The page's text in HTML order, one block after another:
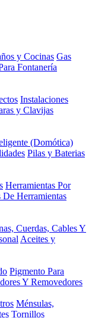
y Cocinas Gas
Fontanería
Instalaciones
y Clavijas
(Domótica)
Pilas y Baterias
Herramientas Por
Herramientas
Cuerdas, Cables Y
Aceites y
Pigmento Para
Y Removedores
Ménsulas,
Tornillos